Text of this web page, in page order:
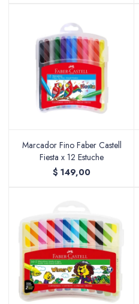
Marcador Fino Faber Castell
Fiesta x 12 Estuche
$ 149,00